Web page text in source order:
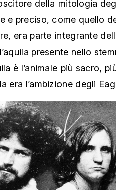
della mitologia
e preciso, come quello
era parte integrante
presente nello
è l’animale più sacro,
era l’ambizione degli